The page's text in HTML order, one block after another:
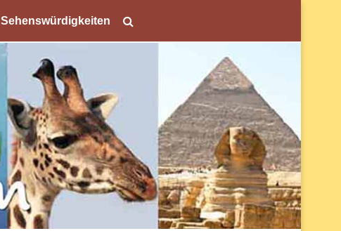
Sehenswürdigkeiten